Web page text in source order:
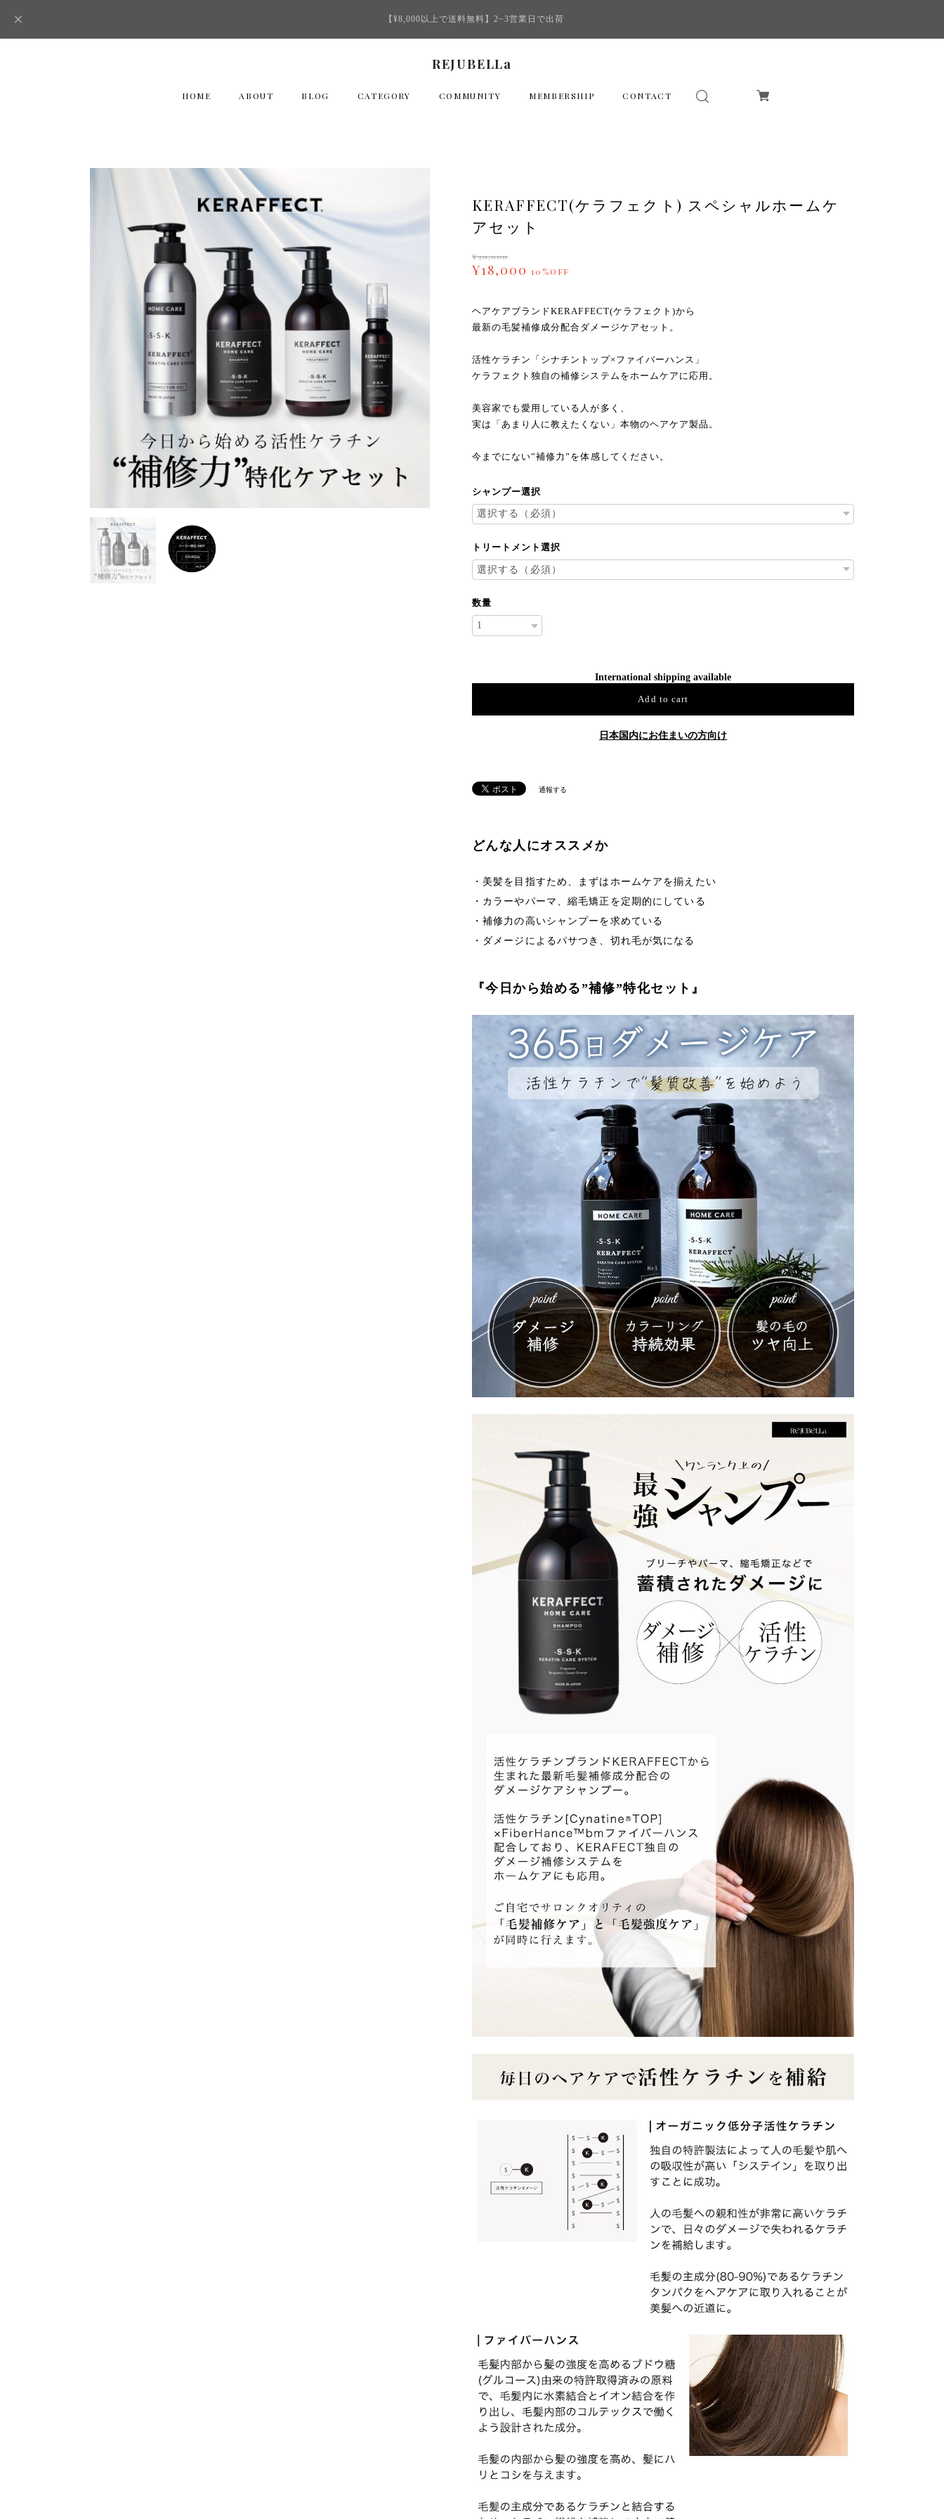
【¥8,000以上で送料無料】2~3営業日で出荷
REJUBELLa
HOME ABOUT BLOG CATEGORY COMMUNITY MEMBERSHIP CONTACT
KERAFFECT(ケラフェクト) スペシャルホームケ
アセット
¥20,000
¥18,000 10%OFF
ヘアケアブランドKERAFFECT(ケラフェクト)から
最新の毛髪補修成分配合ダメージケアセット。
活性ケラチン「シナチントップ×ファイバーハンス」
ケラフェクト独自の補修システムをホームケアに応用。
美容家でも愛用している人が多く、
実は「あまり人に教えたくない」本物のヘアケア製品。
今までにない”補修力”を体感してください。
シャンプー選択
トリートメント選択
数量
International shipping available
Add to cart
日本国内にお住まいの方向け
通報する
どんな人にオススメか
・美髪を目指すため、まずはホームケアを揃えたい
・カラーやパーマ、縮毛矯正を定期的にしている
・補修力の高いシャンプーを求めている
・ダメージによるパサつき、切れ毛が気になる
『今日から始める”補修”特化セット』